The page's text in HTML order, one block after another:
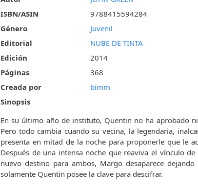
ISBN/ASIN
9788415594284
Género
Juvenil
Editorial
NUBE DE TINTA
Edición
2014
Páginas
368
Creada por
bimm
Sinopsis
En su último año de instituto, Quentin no ha aprobado
Pero todo cambia cuando su vecina, la legendaria,
presenta en mitad de la noche para proponerle que le
Después de una intensa noche que reaviva el vínculo
nuevo destino para ambos, Margo desaparece
solamente Quentin posee la clave para descifrar.